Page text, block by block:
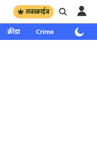
सबस्क्राईब
क्रीडा Crime साप्ताहिक